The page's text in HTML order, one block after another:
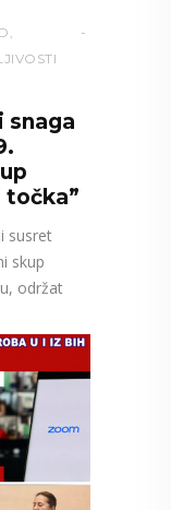
,
snaga
točka”
susret
skup
održat